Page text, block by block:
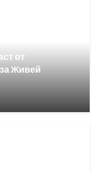
от
Живей